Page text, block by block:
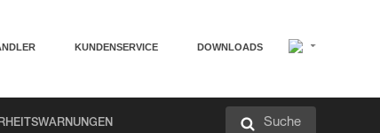
KUNDENSERVICE DOWNLOADS
Suche